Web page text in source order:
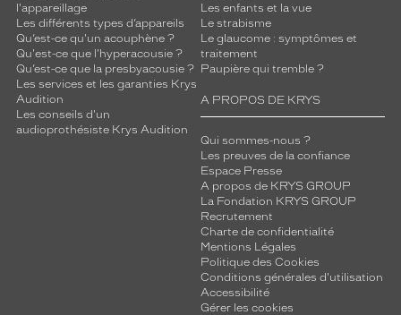
l'appareillage
Les différents types d’appareils
Qu’est-ce qu'un acouphène ?
Qu'est-ce que l'hyperacousie ?
Qu’est-ce que la presbyacousie ?
Les services et les garanties Krys
Audition
Les conseils d'un
audioprothésiste Krys Audition
Les enfants et la vue
Le strabisme
Le glaucome : symptômes et
traitement
Paupière qui tremble ?
A PROPOS DE KRYS
Qui sommes-nous ?
Les preuves de la confiance
Espace Presse
A propos de KRYS GROUP
La Fondation KRYS GROUP
Recrutement
Charte de confidentialité
Mentions Légales
Politique des Cookies
Conditions générales d'utilisation
Accessibilité
Gérer les cookies